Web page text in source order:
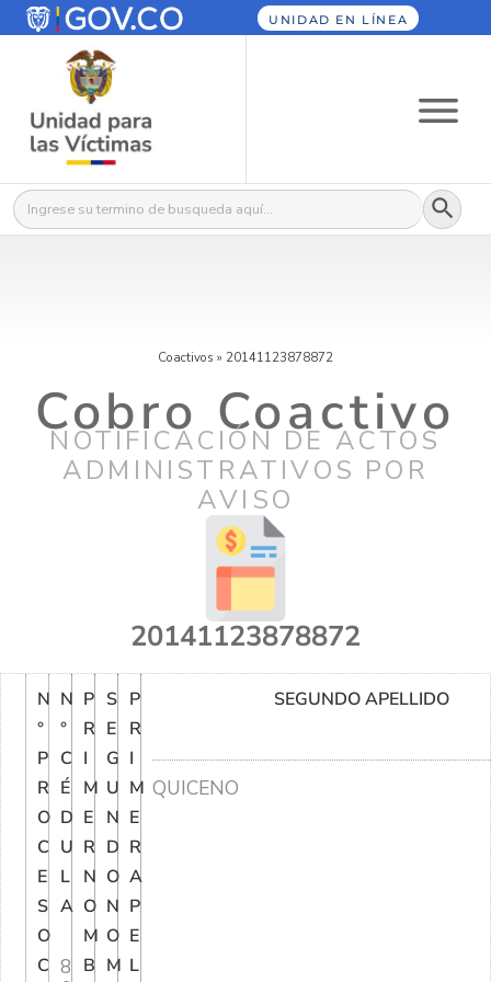
UNIDAD EN LÍNEA
Buscar: Botón
Coactivos » 20141123878872
Cobro Coactivo
NOTIFICACIÓN DE ACTOS
ADMINISTRATIVOS POR
AVISO
20141123878872
N
°
P
R
O
C
E
S
O
C
N
°
C
É
D
U
L
A
8
P
R
I
M
E
R
N
O
M
B
S
E
G
U
N
D
O
N
O
M
P
R
I
M
E
R
A
P
E
L
SEGUNDO APELLIDO
QUICENO